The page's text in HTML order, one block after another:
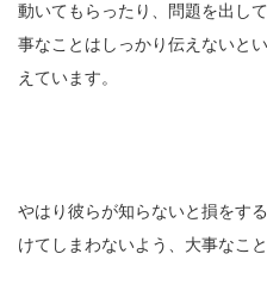
動いてもらったり、問題を出し
事なことはしっかり伝えないと
えています。
やはり彼らが知らないと損をす
けてしまわないよう、大事なこ